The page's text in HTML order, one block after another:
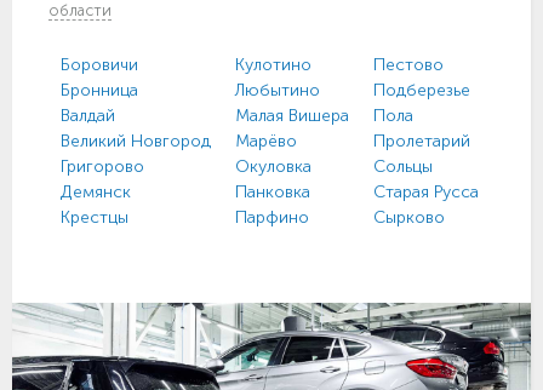
области
Боровичи
Бронница
Валдай
Великий Новгород
Григорово
Демянск
Крестцы
Кулотино
Любытино
Малая Вишера
Марёво
Окуловка
Панковка
Парфино
Пестово
Подберезье
Пола
Пролетарий
Сольцы
Старая Русса
Сырково